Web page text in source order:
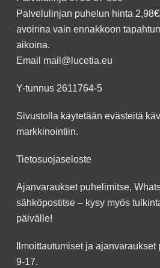
Palvelulinjan puhelun hinta
avoinna vain ennakkoon
aikoina.
Email mail@lucetia.eu
Y-tunnus 2611764-5
Sivustolla käytetään evästeitä
markkinointiin.
Tietosuojaseloste
Ajanvaraukset puhelimitse,
sähköpostitse – kysy myös
päivälle!
Ilmoittautumiset ja
9-17.